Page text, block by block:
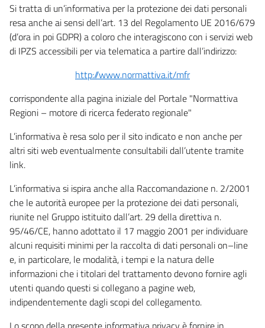
Si tratta di un’informativa per la protezione dei dati personali
resa anche ai sensi dell’art. 13 del Regolamento UE 2016/679
(d’ora in poi GDPR) a coloro che interagiscono con i servizi web
di IPZS accessibili per via telematica a partire dall’indirizzo:
http://www.normattiva.it/mfr
corrispondente alla pagina iniziale del Portale "Normattiva
Regioni – motore di ricerca federato regionale"
L’informativa è resa solo per il sito indicato e non anche per
altri siti web eventualmente consultabili dall’utente tramite
link.
L’informativa si ispira anche alla Raccomandazione n. 2/2001
che le autorità europee per la protezione dei dati personali,
riunite nel Gruppo istituito dall’art. 29 della direttiva n.
95/46/CE, hanno adottato il 17 maggio 2001 per individuare
alcuni requisiti minimi per la raccolta di dati personali on–line
e, in particolare, le modalità, i tempi e la natura delle
informazioni che i titolari del trattamento devono fornire agli
utenti quando questi si collegano a pagine web,
indipendentemente dagli scopi del collegamento.